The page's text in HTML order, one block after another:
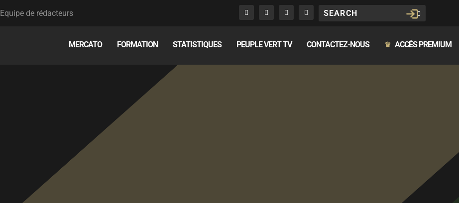
Equipe de rédacteurs
MERCATO FORMATION STATISTIQUES PEUPLE VERT TV CONTACTEZ-NOUS ♛ ACCÈS PREMIUM